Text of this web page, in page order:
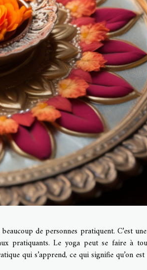
de personnes pratiquent. C’est
pratiquants. Le yoga peut se faire à
qui s’apprend, ce qui signifie qu’on